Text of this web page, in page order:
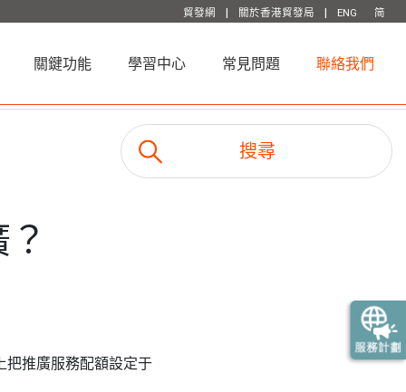
貿發網 | 關於香港貿發局 | ENG 简
關鍵功能 學習中心 常見問題 聯絡我們
把推廣服務配額設定于